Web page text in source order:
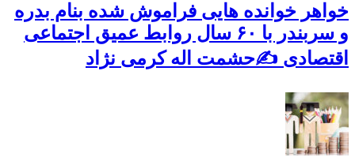
خواهر خوانده هایی فراموش شده بنام بدره
و سربندر با ۶۰ سال روابط عمیق اجتماعی
اقتصادی ✍حشمت اله کرمی نژاد